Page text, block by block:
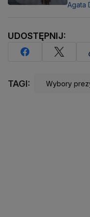
Agata
UDOSTĘPNIJ:
TAGI: Wybory